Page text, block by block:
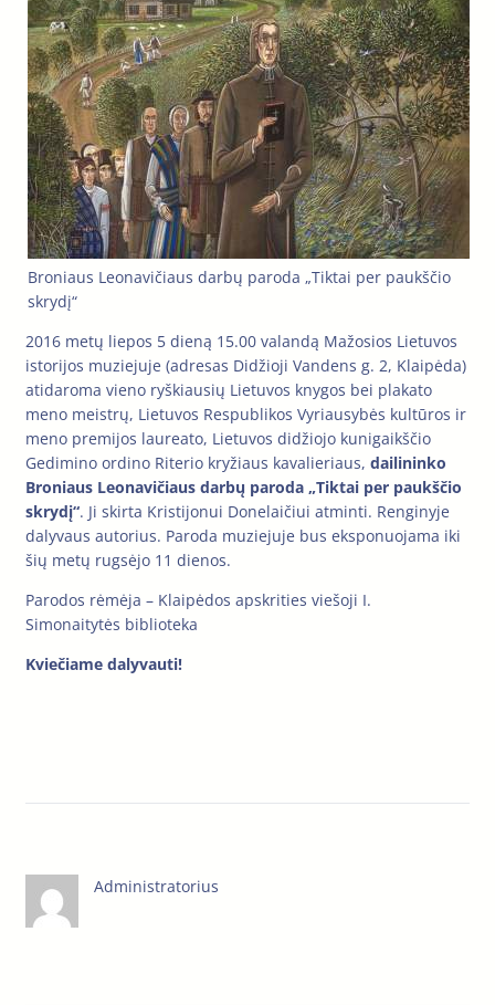
Broniaus Leonavičiaus darbų paroda „Tiktai per paukščio
skrydį“
2016 metų liepos 5 dieną 15.00 valandą Mažosios Lietuvos
istorijos muziejuje (adresas Didžioji Vandens g. 2, Klaipėda)
atidaroma vieno ryškiausių Lietuvos knygos bei plakato
meno meistrų, Lietuvos Respublikos Vyriausybės kultūros ir
meno premijos laureato, Lietuvos didžiojo kunigaikščio
Gedimino ordino Riterio kryžiaus kavalieriaus, dailininko
Broniaus Leonavičiaus darbų paroda „Tiktai per paukščio
skrydį“. Ji skirta Kristijonui Donelaičiui atminti. Renginyje
dalyvaus autorius. Paroda muziejuje bus eksponuojama iki
šių metų rugsėjo 11 dienos.
Parodos rėmėja – Klaipėdos apskrities viešoji I.
Simonaitytės biblioteka
Kviečiame dalyvauti!
Administratorius